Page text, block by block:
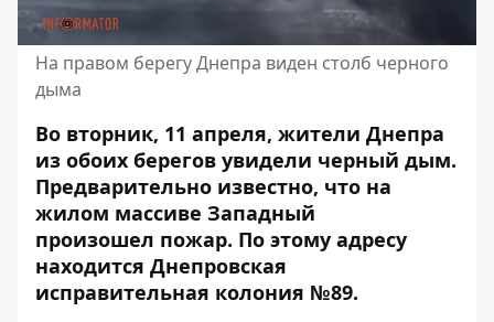
На правом берегу Днепра виден столб черного
дыма
Во вторник, 11 апреля, жители Днепра
из обоих берегов увидели черный дым.
Предварительно известно, что на
жилом массиве Западный
произошел пожар. По этому адресу
находится Днепровская
исправительная колония №89.